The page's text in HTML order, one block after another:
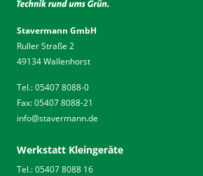
Stavermann GmbH
Ruller Straße 2
49134 Wallenhorst
Tel.: 05407 8088-0
Fax: 05407 8088-21
info@stavermann.de
Werkstatt Kleingeräte
Tel.: 05407 8088 16